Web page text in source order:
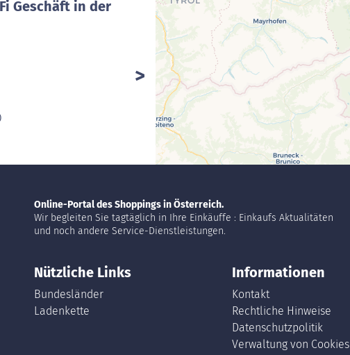
Geschäft in der
Online-Portal des Shoppings in Österreich.
Wir begleiten Sie tagtäglich in Ihre Einkäuffe : Einkaufs Aktualitäten
und noch andere Service-Dienstleistungen.
Nützliche Links
Bundesländer
Ladenkette
Informationen
Kontakt
Rechtliche Hinweise
Datenschutzpolitik
Verwaltung von Cookies